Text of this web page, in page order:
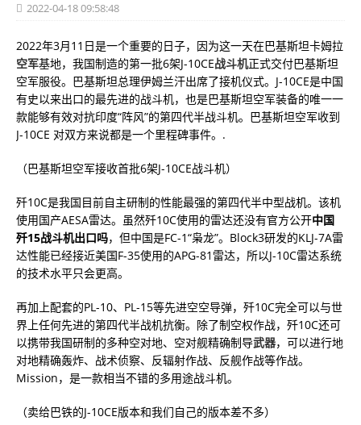
2022-04-18 09:58:48
2022年3月11日是一个重要的日子，因为这一天在巴基斯坦卡姆拉
空军基地，我国制造的第一批6架J-10CE战斗机正式交付巴基斯坦
空军服役。巴基斯坦总理伊姆兰汗出席了接机仪式。J-10CE是中国
有史以来出口的最先进的战斗机，也是巴基斯坦空军装备的唯一一
款能够有效对抗印度“阵风”的第四代半战斗机。巴基斯坦空军收到
J-10CE 对双方来说都是一个里程碑事件。.
（巴基斯坦空军接收首批6架J-10CE战斗机）
歼10C是我国目前自主研制的性能最强的第四代半中型战机。该机
使用国产AESA雷达。虽然歼10C使用的雷达还没有官方公开中国
歼15战斗机出口吗，但中国是FC-1“枭龙”。Block3研发的KLJ-7A雷
达性能已经接近美国F-35使用的APG-81雷达，所以J-10C雷达系统
的技术水平只会更高。
再加上配套的PL-10、PL-15等先进空空导弹，歼10C完全可以与世
界上任何先进的第四代半战机抗衡。除了制空权作战，歼10C还可
以携带我国研制的多种空对地、空对舰精确制导武器，可以进行地
对地精确轰炸、战术侦察、反辐射作战、反舰作战等作战。
Mission，是一款相当不错的多用途战斗机。
（卖给巴铁的J-10CE版本和我们自己的版本差不多）